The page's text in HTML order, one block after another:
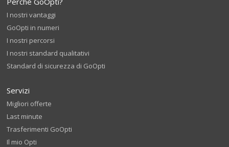
I nostri vantaggi
GoOpti in numeri
I nostri percorsi
I nostri standard qualitativi
Standard di sicurezza di GoOpti
Servizi
Migliori offerte
Last minute
Trasferimenti GoOpti
Il mio Opti